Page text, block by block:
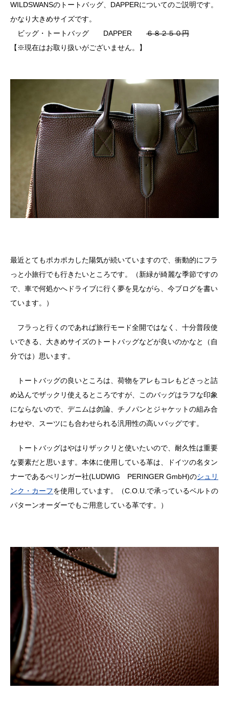
WILDSWANSのトートバッグ、DAPPERについてのご説明です。
かなり大きめサイズです。
ビッグ・トートバッグ DAPPER ６８２５０円
【※現在はお取り扱いがございません。】
最近とてもポカポカした陽気が続いていますので、衝動的にフラ
っと小旅行でも行きたいところです。（新緑が綺麗な季節ですの
で、車で何処かへドライブに行く夢を見ながら、今ブログを書い
ています。）
フラっと行くのであれば旅行モード全開ではなく、十分普段使
いできる、大きめサイズのトートバッグなどが良いのかなと（自
分では）思います。
トートバッグの良いところは、荷物をアレもコレもどさっと詰
め込んでザックリ使えるところですが、このバッグはラフな印象
にならないので、デニムは勿論、チノパンとジャケットの組み合
わせや、スーツにも合わせられる汎用性の高いバッグです。
トートバッグはやはりザックリと使いたいので、耐久性は重要
な要素だと思います。本体に使用している革は、ドイツの名タン
ナーであるぺリンガー社(LUDWIG PERINGER GmbH)のシュリ
ンク・カーフを使用しています。（C.O.U.で承っているベルトの
パターンオーダーでもご用意している革です。）